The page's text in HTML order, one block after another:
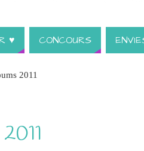
♥ CONCOURS
2011